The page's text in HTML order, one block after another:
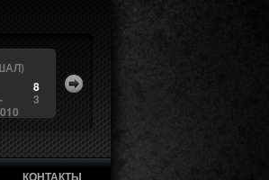
8
3
КОНТАКТЫ